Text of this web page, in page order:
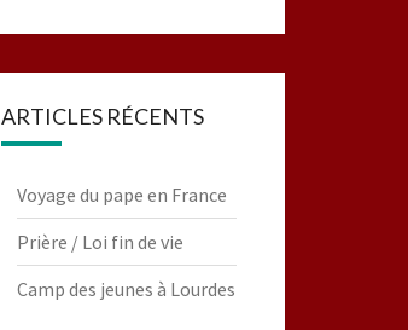
ARTICLES RÉCENTS
Voyage du pape en France
Prière / Loi fin de vie
Camp des jeunes à Lourdes